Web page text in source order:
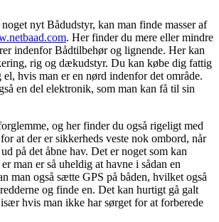
nyt Bådudstyr, kan man finde masser af
. Her finder du mere eller mindre
indenfor Bådtilbehør og lignende. Her kan
rig og dækudstyr. Du kan købe dig fattig
hvis man er en nørd indenfor det område.
en del elektronik, som man kan få til sin
og her finder du også rigeligt med
at der er sikkerheds veste nok ombord, når
på det åbne hav. Det er noget som kan
man er så uheldig at havne i sådan en
man også sætte GPS på båden, hvilket også
og finde en. Det kan hurtigt gå galt
hvis man ikke har sørget for at forberede